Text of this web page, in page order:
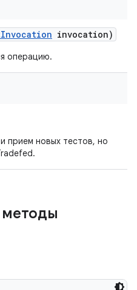
Invocation invocation)
операцию.
прием новых тестов, но